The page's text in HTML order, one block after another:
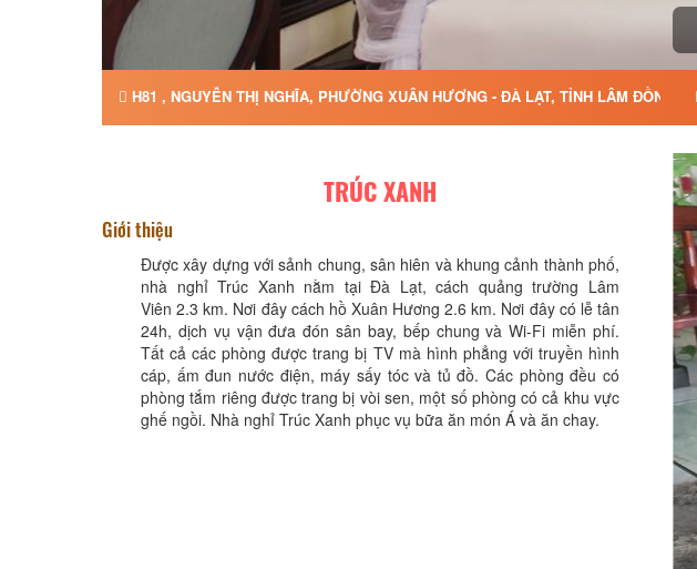
H81 , NGUYỄN THỊ NGHĨA, PHƯỜNG XUÂN HƯƠNG - ĐÀ LẠT, TỈNH LÂM ĐỒNG
TRÚC XANH
Giới thiệu
Được xây dựng với sảnh chung, sân hiên và khung cảnh thành phố,
nhà nghỉ Trúc Xanh nằm tại Đà Lạt, cách quảng trường Lâm
Viên 2.3 km. Nơi đây cách hồ Xuân Hương 2.6 km. Nơi đây có lễ tân
24h, dịch vụ vận đưa đón sân bay, bếp chung và Wi-Fi miễn phí.
Tất cả các phòng được trang bị TV mà hình phẳng với truyền hình
cáp, ấm đun nước điện, máy sấy tóc và tủ đồ. Các phòng đều có
phòng tắm riêng được trang bị vòi sen, một số phòng có cả khu vực
ghế ngồi. Nhà nghỉ Trúc Xanh phục vụ bữa ăn món Á và ăn chay.